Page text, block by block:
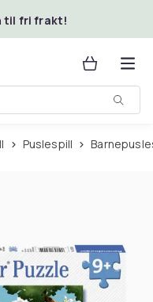
til fri frakt!
Puslespill